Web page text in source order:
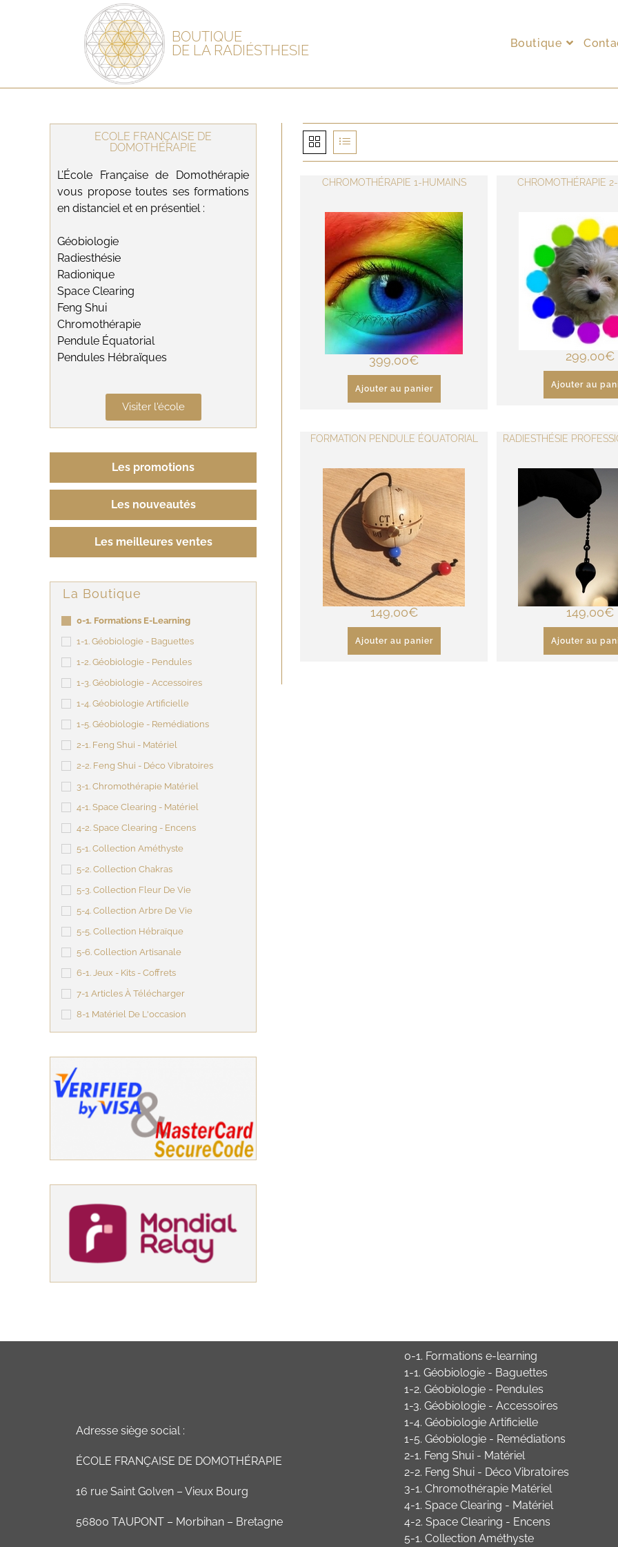
BOUTIQUE
DE LA RADIÉSTHESIE
Boutique
CHROMOTHÉRAPIE 1-HUMAINS
399,00€
Ajouter au panier
CHROMOTHÉRAPIE
299,00€
Ajouter au
FORMATION PENDULE ÉQUATORIAL
149,00€
Ajouter au panier
RADIESTHÉSIE
149,00€
Ajouter au
ECOLE FRANÇAISE DE
DOMOTHÉRAPIE
L’École Française de Domothérapie
vous propose toutes ses formations
en distanciel et en présentiel :
Géobiologie
Radiesthésie
Radionique
Space Clearing
Feng Shui
Chromothérapie
Pendule Équatorial
Pendules Hébraïques
Visiter l'école
Les promotions
Les nouveautés
Les meilleures ventes
La Boutique
0-1. Formations E-Learning
1-1. Géobiologie - Baguettes
1-2. Géobiologie - Pendules
1-3. Géobiologie - Accessoires
1-4. Géobiologie Artificielle
1-5. Géobiologie - Remédiations
2-1. Feng Shui - Matériel
2-2. Feng Shui - Déco Vibratoires
3-1. Chromothérapie Matériel
4-1. Space Clearing - Matériel
4-2. Space Clearing - Encens
5-1. Collection Améthyste
5-2. Collection Chakras
5-3. Collection Fleur De Vie
5-4. Collection Arbre De Vie
5-5. Collection Hébraïque
5-6. Collection Artisanale
6-1. Jeux - Kits - Coffrets
7-1 Articles À Télécharger
8-1 Matériel De L'occasion
Adresse siège social :
ÉCOLE FRANÇAISE DE DOMOTHÉRAPIE
16 rue Saint Golven – Vieux Bourg
56800 TAUPONT – Morbihan – Bretagne
0-1. Formations e-learning
1-1. Géobiologie - Baguettes
1-2. Géobiologie - Pendules
1-3. Géobiologie - Accessoires
1-4. Géobiologie Artificielle
1-5. Géobiologie - Remédiations
2-1. Feng Shui - Matériel
2-2. Feng Shui - Déco Vibratoires
3-1. Chromothérapie Matériel
4-1. Space Clearing - Matériel
4-2. Space Clearing - Encens
5-1. Collection Améthyste